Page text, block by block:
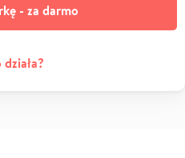
- za darmo